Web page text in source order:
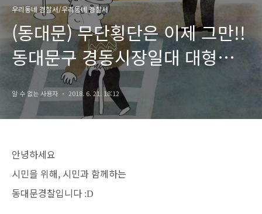
우리동네 경찰서/우리동네 경찰서
(동대문) 무단횡단은 이제 그만!!
동대문구 경동시장일대 대형
방호막 설치!!
알 수 없는 사용자 2018. 6. 21. 18:12
안녕하세요
시민을 위해, 시민과 함께하는
동대문경찰입니다 :D